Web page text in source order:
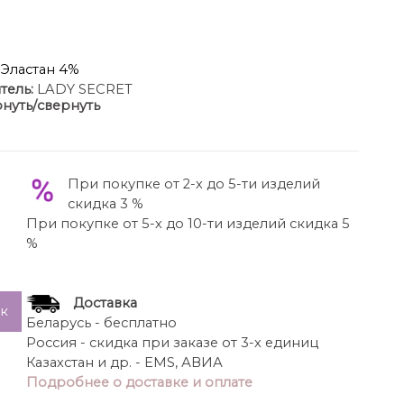
4%
LADY SECRET
стиле ” шанель “ из высококачественного
силуэта с контрастной отделкой по
по полочке, что придает элегантность и
Это платье можно надеть на работу, в офис
Вы всегда будете выглядеть шикарно.
рукава-58
спинке-110
свернуть
При покупке от 2-х до 5-ти изделий
скидка 3 %
При покупке от 5-х до 10-ти изделий скидка 5
%
Доставка
Беларусь - бесплатно
Россия - скидка при заказе от 3-х единиц
Казахстан и др. - EMS, АВИА
Подробнее о доставке и оплате